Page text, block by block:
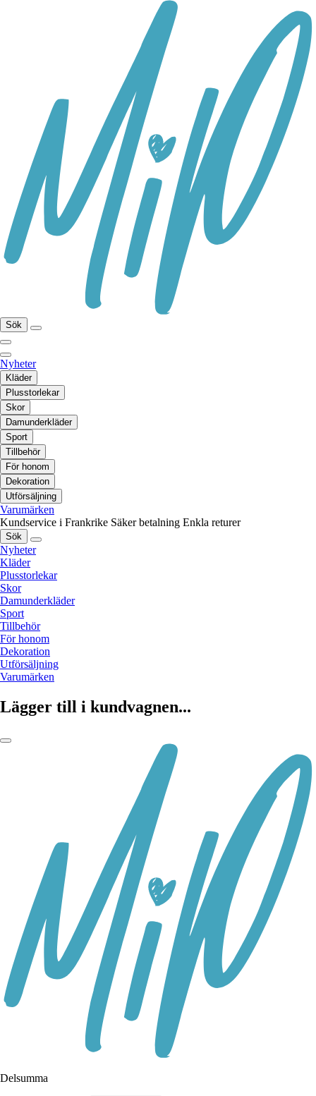
Sök
Nyheter
Kläder
Plusstorlekar
Skor
Damunderkläder
Sport
Tillbehör
För honom
Dekoration
Utförsäljning
Varumärken
Kundservice i Frankrike Säker betalning Enkla returer
Sök
Nyheter
Kläder
Plusstorlekar
Skor
Damunderkläder
Sport
Tillbehör
För honom
Dekoration
Utförsäljning
Varumärken
Lägger till i kundvagnen...
Delsumma